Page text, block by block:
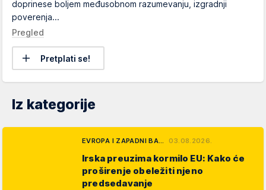
doprinese boljem međusobnom razumevanju, izgradnji
poverenja...
Pregled
Pretplati se!
Iz kategorije
EVROPA I ZAPADNI BA… 03.08.2026.
Irska preuzima kormilo EU: Kako će
proširenje obeležiti njeno
predsedavanje